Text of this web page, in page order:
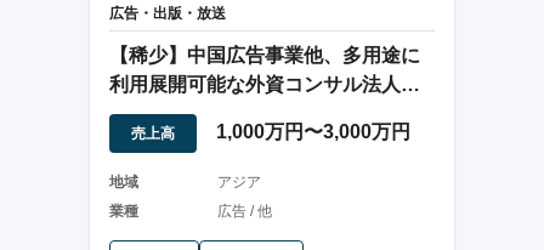
広告・出版・放送
【稀少】中国広告事業他、多用途に
利用展開可能な外資コンサル法人
（定期安定取引有）
売上高 1,000万円〜3,000万円
地域
アジア
業種
広告 / 他